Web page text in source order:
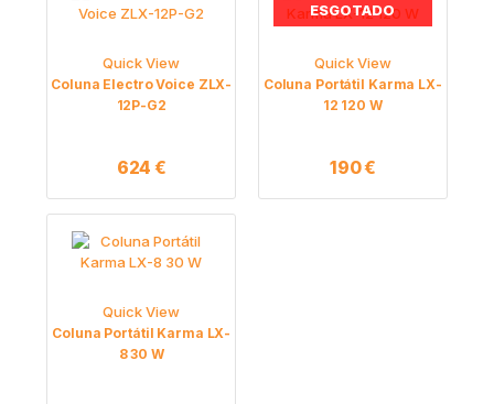
Quick View
Coluna Electro Voice ZLX-
12P-G2
624 €
ESGOTADO
Quick View
Coluna Portátil Karma LX-
12 120 W
190€
Quick View
Coluna Portátil Karma LX-
8 30 W